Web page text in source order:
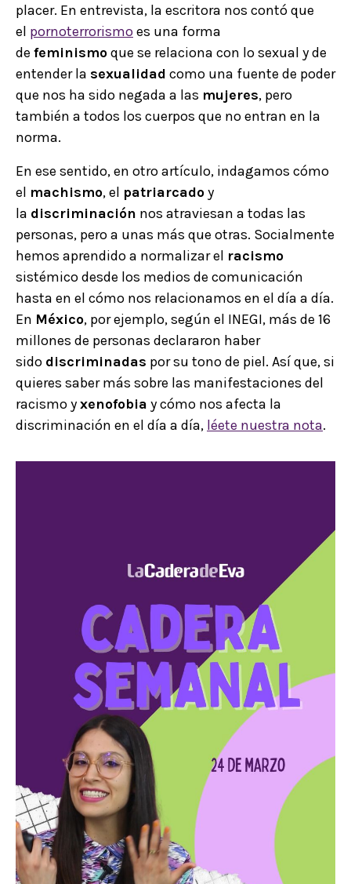
placer. En entrevista, la escritora nos contó que
el pornoterrorismo es una forma
de feminismoque se relaciona con lo sexual y de
entender la sexualidad como una fuente de poder
que nos ha sido negada a las mujeres, pero
también a todos los cuerpos que no entran en la
norma.
En ese sentido, en otro artículo, indagamos cómo
el machismo, el patriarcadoy
la discriminación nos atraviesan a todas las
personas, pero a unas más que otras. Socialmente
hemos aprendido a normalizar el racismo
sistémico desde los medios de comunicación
hasta en el cómo nos relacionamos en el día a día.
En México, por ejemplo, según el INEGI, más de 16
millones de personas declararon haber
sido discriminadas por su tono de piel. Así que, si
quieres saber más sobre las manifestaciones del
racismo yxenofobia y cómo nos afecta la
discriminación en el día a día, léete nuestra nota.